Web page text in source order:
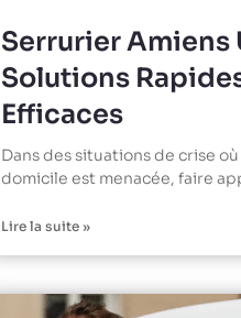
Serrurier Amiens
Solutions
Efficaces
Dans des situations de crise
domicile est menacée, faire
Lire la suite »